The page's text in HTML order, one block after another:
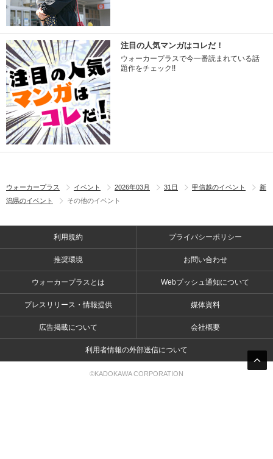
注目の人気マンガはコレだ！
ウォーカープラスで今一番読まれている話
題作をチェック!!
ウォーカープラス イベント 2026年03月 31日 甲信越のイベント
新
潟県のイベント
その他のイベント
利用規約 プライバシーポリシー
推奨環境 お問い合わせ
ウォーカープラスとは Webプッシュ通知について
プレスリリース・情報提供 媒体資料
広告掲載について 会社概要
利用者情報の外部送信について
©KADOKAWA CORPORATION